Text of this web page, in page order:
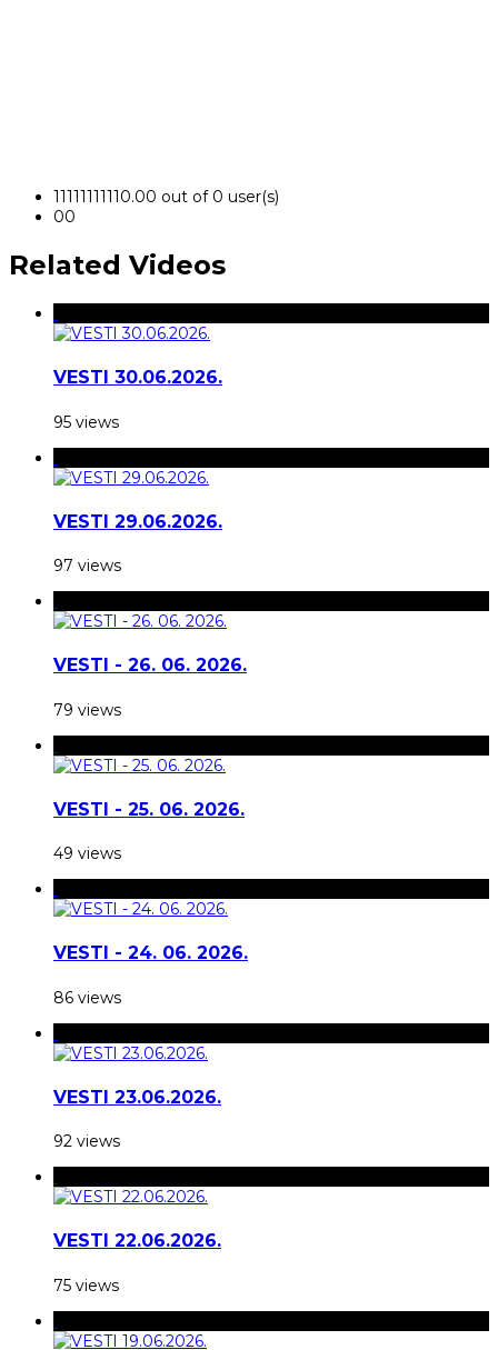
11111111110.00 out of 0 user(s)
00
Related Videos
VESTI 30.06.2026.
95 views
VESTI 29.06.2026.
97 views
VESTI - 26. 06. 2026.
79 views
VESTI - 25. 06. 2026.
49 views
VESTI - 24. 06. 2026.
86 views
VESTI 23.06.2026.
92 views
VESTI 22.06.2026.
75 views